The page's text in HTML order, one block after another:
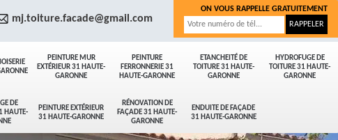
PEINTURE MUR
EXTÉRIEUR 31 HAUTE-
GARONNE
PEINTURE
FERRONNERIE 31
HAUTE-GARONNE
ETANCHEITÉ DE
TOITURE 31 HAUTE-
GARONNE
HYDROFUGE DE
TOITURE 31 HAUTE-
GARONNE
DE
HAUTE-
PEINTURE EXTÉRIEUR
31 HAUTE-GARONNE
RÉNOVATION DE
FAÇADE 31 HAUTE-
GARONNE
ENDUITE DE FAÇADE
31 HAUTE-GARONNE
mj.toiture.facade@gmail.com
ON VOUS RAPPELLE GRATUITEMENT